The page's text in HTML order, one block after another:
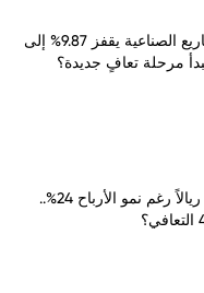
سهم الكوت للمشاريع الصناعية يقفز 9.87% إلى
سهم SMC عند 15 ريالاً رغم نمو الأرباح 24%..